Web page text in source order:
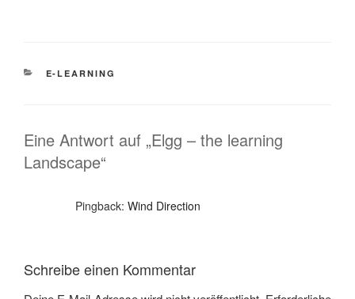
KATEGORIEN
E-LEARNING
Eine Antwort auf „Elgg – the learning
Landscape“
Pingback: Wind Direction
Schreibe einen Kommentar